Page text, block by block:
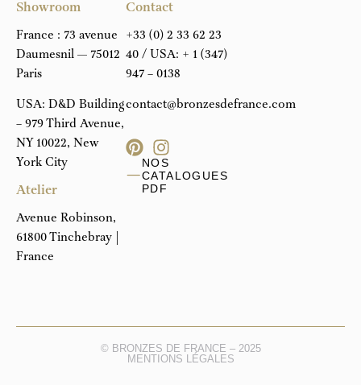
Showroom
France : 73 avenue
Daumesnil — 75012
Paris
USA: D&D Building
– 979 Third Avenue,
NY 10022, New
York City
Atelier
Avenue Robinson,
61800 Tinchebray |
France
Contact
+33 (0) 2 33 62 23
40 / USA: + 1 (347)
947 – 0138
contact@bronzesdefrance.com
NOS
CATALOGUES
PDF
© BRONZES DE FRANCE – 2025
MENTIONS LÉGALES